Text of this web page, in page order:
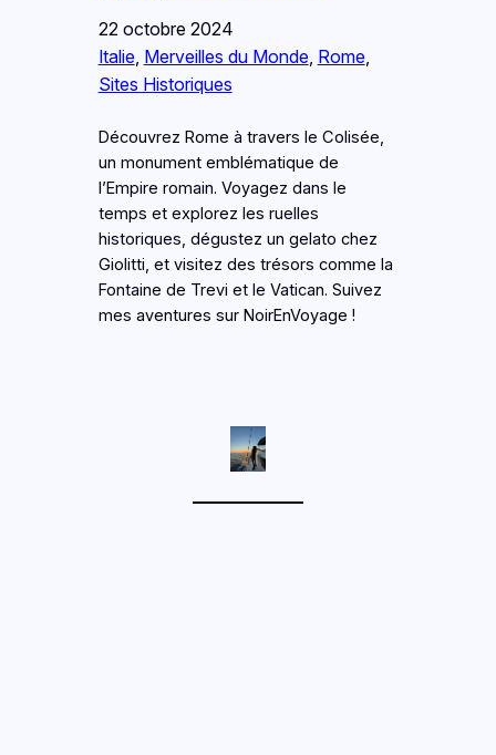
22 octobre 2024
Italie, Merveilles du Monde, Rome
Sites Historiques
Découvrez Rome à travers le Colisée,
un monument emblématique de
l’Empire romain. Voyagez dans le
temps et explorez les ruelles
historiques, dégustez un gelato chez
Giolitti, et visitez des trésors comme la
Fontaine de Trevi et le Vatican. Suivez
mes aventures sur NoirEnVoyage !